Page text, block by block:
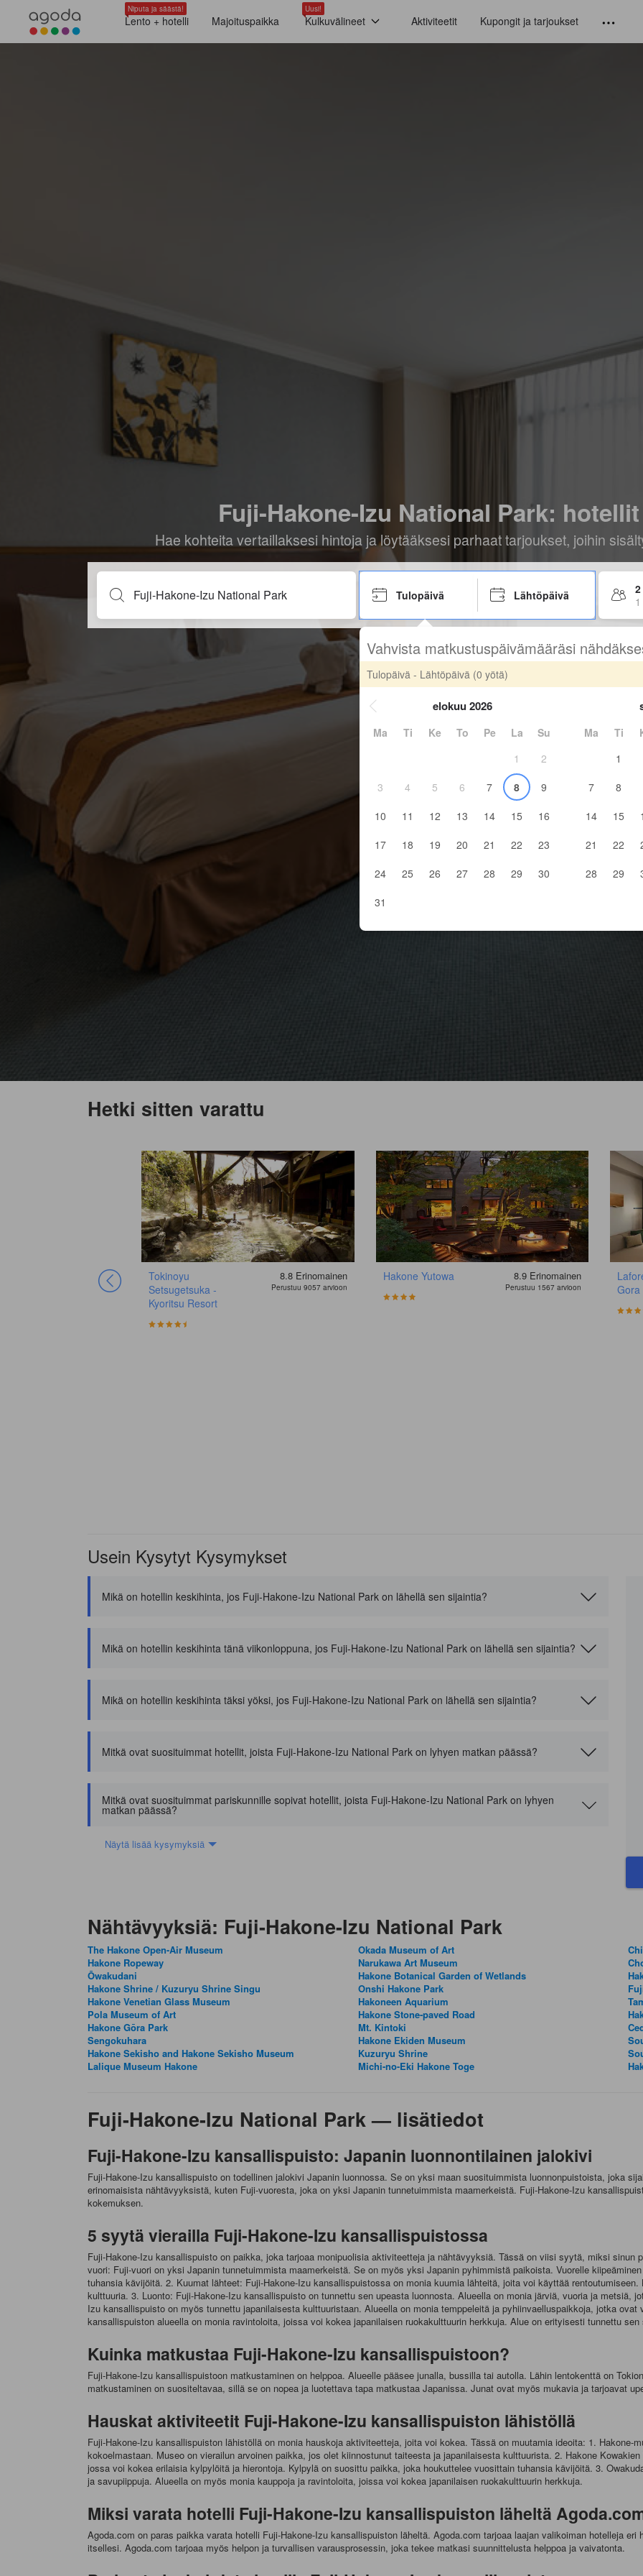
Niputa ja säästä!
Lento + hotelli Majoituspaikka
Uusi!
Kulkuvälineet Aktiviteetit Kupongit ja tarjoukset
Fuji-Hakone-Izu National Park:
Hae kohteita vertaillaksesi hintoja ja löytääksesi parhaat tarjoukset, joihin
Tulopäivä Lähtöpäivä
Vahvista matkustuspäivämääräsi
Tulopäivä - Lähtöpäivä (0 yötä)
elokuu 2026
Ma Ti Ke To Pe La
Su
1
2
3
4 5 6 7 8
9
10
11 12 13 14 15
16
17
18 19 20 21 22
23
24
25 26 27 28 29
30
31
Ma Ti
1
7
8
14
15
21
22
28
29
Hetki sitten varattu
Tokinoyu
Setsugetsuka -
Kyoritsu Resort
8.8 Erinomainen
Perustuu 9057 arvioon
Hakone Yutowa 8.9 Erinomainen
Perustuu 1567 arvioon
Gora
Usein Kysytyt Kysymykset
Mikä on hotellin keskihinta, jos Fuji-Hakone-Izu National Park on lähellä sen sijaintia?
Mikä on hotellin keskihinta tänä viikonloppuna, jos Fuji-Hakone-Izu National Park on lähellä sen sijaintia?
Mikä on hotellin keskihinta täksi yöksi, jos Fuji-Hakone-Izu National Park on lähellä sen sijaintia?
Mitkä ovat suosituimmat hotellit, joista Fuji-Hakone-Izu National Park on lyhyen matkan päässä?
Mitkä ovat suosituimmat pariskunnille sopivat hotellit, joista Fuji-Hakone-Izu National Park on lyhyen
matkan päässä?
Näytä lisää kysymyksiä
Nähtävyyksiä: Fuji-Hakone-Izu National Park
The Hakone Open-Air Museum
Hakone Ropeway
Ōwakudani
Hakone Shrine / Kuzuryu Shrine Singu
Hakone Venetian Glass Museum
Pola Museum of Art
Hakone Gōra Park
Sengokuhara
Hakone Sekisho and Hakone Sekisho Museum
Lalique Museum Hakone
Okada Museum of Art
Narukawa Art Museum
Hakone Botanical Garden of Wetlands
Onshi Hakone Park
Hakoneen Aquarium
Hakone Stone‐paved Road
Mt. Kintoki
Hakone Ekiden Museum
Kuzuryu Shrine
Michi-no-Eki Hakone Toge
Fuji-Hakone-Izu National Park — lisätiedot
Fuji-Hakone-Izu kansallispuisto: Japanin luonnontilainen jalokivi
Fuji-Hakone-Izu kansallispuisto on todellinen jalokivi Japanin luonnossa. Se on yksi maan suosituimmista luonnonpuistoista, joka
erinomaisista nähtävyyksistä, kuten Fuji-vuoresta, joka on yksi Japanin tunnetuimmista maamerkeistä. Fuji-Hakone-Izu
kokemuksen.
5 syytä vierailla Fuji-Hakone-Izu kansallispuistossa
Fuji-Hakone-Izu kansallispuisto on paikka, joka tarjoaa monipuolisia aktiviteetteja ja nähtävyyksiä. Tässä on viisi syytä, miksi
vuori: Fuji-vuori on yksi Japanin tunnetuimmista maamerkeistä. Se on myös yksi Japanin pyhimmistä paikoista. Vuorelle
tuhansia kävijöitä. 2. Kuumat lähteet: Fuji-Hakone-Izu kansallispuistossa on monia kuumia lähteitä, joita voi käyttää
kulttuuria. 3. Luonto: Fuji-Hakone-Izu kansallispuisto on tunnettu sen upeasta luonnosta. Alueella on monia järviä, vuoria ja metsiä,
Izu kansallispuisto on myös tunnettu japanilaisesta kulttuuristaan. Alueella on monia temppeleitä ja pyhiinvaelluspaikkoja, jotka ovat
kansallispuiston alueella on monia ravintoloita, joissa voi kokea japanilaisen ruokakulttuurin herkkuja. Alue on erityisesti tunnettu
Kuinka matkustaa Fuji-Hakone-Izu kansallispuistoon?
Fuji-Hakone-Izu kansallispuistoon matkustaminen on helppoa. Alueelle pääsee junalla, bussilla tai autolla. Lähin lentokenttä on
matkustaminen on suositeltavaa, sillä se on nopea ja luotettava tapa matkustaa Japanissa. Junat ovat myös mukavia ja tarjoavat
Hauskat aktiviteetit Fuji-Hakone-Izu kansallispuiston lähistöllä
Fuji-Hakone-Izu kansallispuiston lähistöllä on monia hauskoja aktiviteetteja, joita voi kokea. Tässä on muutamia ideoita: 1. Hakone-
kokoelmastaan. Museo on vierailun arvoinen paikka, jos olet kiinnostunut taiteesta ja japanilaisesta kulttuurista. 2. Hakone
jossa voi kokea erilaisia ​​kylpylöitä ja hierontoja. Kylpylä on suosittu paikka, joka houkuttelee vuosittain tuhansia kävijöitä. 3.
ja savupiippuja. Alueella on myös monia kauppoja ja ravintoloita, joissa voi kokea japanilaisen ruokakulttuurin herkkuja.
Miksi varata hotelli Fuji-Hakone-Izu kansallispuiston läheltä
Agoda.com on paras paikka varata hotelli Fuji-Hakone-Izu kansallispuiston läheltä. Agoda.com tarjoaa laajan valikoiman hotelleja
itsellesi. Agoda.com tarjoaa myös helpon ja turvallisen varausprosessin, joka tekee matkasi suunnittelusta helppoa ja vaivatonta.